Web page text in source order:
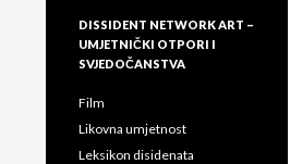
DISSIDENT NETWORK ART –
UMJETNIČKI OTPORI I
SVJEDOČANSTVA
Film
Likovna umjetnost
Leksikon disidenata